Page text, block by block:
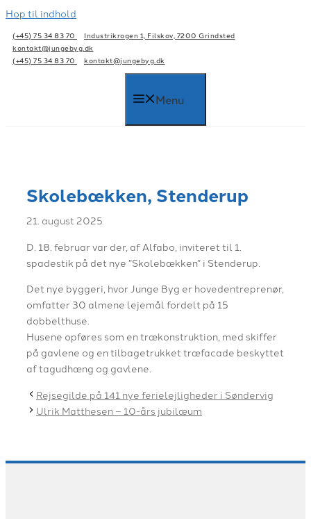
Hop til indhold
(+45) 75 34 83 70
Industrikrogen 1, Filskov, 7200 Grindsted
kontakt@jungebyg.dk
(+45) 75 34 83 70
kontakt@jungebyg.dk
Menu
Skolebækken, Stenderup
21. august 2025
D. 18. februar var der, af Alfabo, inviteret til 1.
spadestik på det nye ”Skolebækken” i Stenderup.
Det nye byggeri, hvor Junge Byg er hovedentreprenør,
omfatter 30 almene lejemål fordelt på 15
dobbelthuse.
Husene opføres som en trækonstruktion, med skiffer
på gavlene og en tilbagetrukket træfacade beskyttet
af tagudhæng og gavlene.
Rejsegilde på 141 nye ferielejligheder i Søndervig
Ulrik Matthesen – 10-års jubilæum